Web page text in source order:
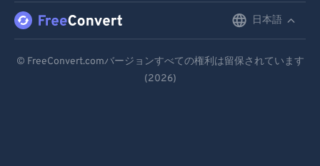
日本語
Español
© FreeConvert.comバージョンすべての権利は留保されています
(2026)